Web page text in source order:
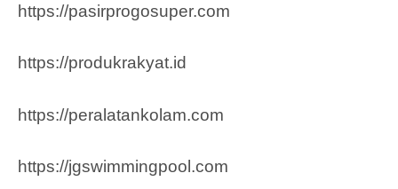
https://pasirprogosuper.com
https://produkrakyat.id
https://peralatankolam.com
https://jgswimmingpool.com